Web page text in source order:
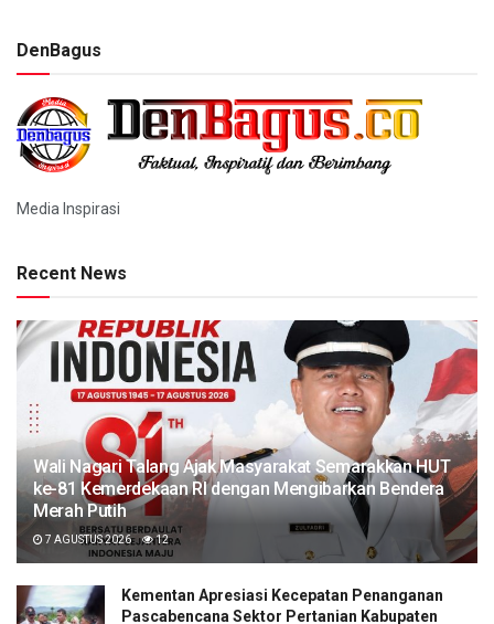
DenBagus
Media Inspirasi
Recent News
Wali Nagari Talang Ajak Masyarakat Semarakkan HUT
ke-81 Kemerdekaan RI dengan Mengibarkan Bendera
Merah Putih
7 AGUSTUS 2026 12
Kementan Apresiasi Kecepatan Penanganan
Pascabencana Sektor Pertanian Kabupaten